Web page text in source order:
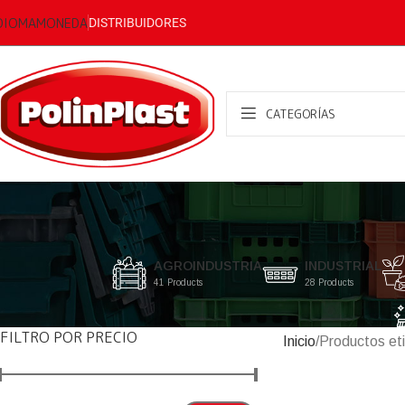
MONEDADISTRIBUIDORES
CATEGORÍAS
AGROINDUSTRIA
41 Products
INDUSTRIAL
28 Products
FILTRO POR PRECIO Inicio Productos